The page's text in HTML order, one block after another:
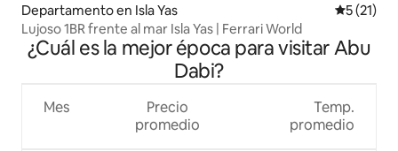
Departamento en Isla Yas
5 (21)
Lujoso 1BR frente al mar Isla Yas | Ferrari World
¿Cuál es la mejor época para visitar Abu
Dabi?
Mes
Precio
promedio
Temp.
promedio